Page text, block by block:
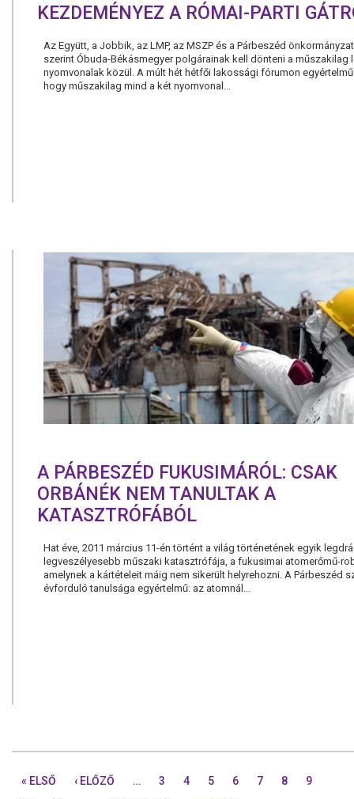
KEZDEMÉNYEZ A RÓMAI-PARTI
Az Együtt, a Jobbik, az LMP, az MSZP és a Párbeszéd
szerint Óbuda-Békásmegyer polgárainak kell dönteni a műszakilag
nyomvonalak közül. A múlt hét hétfői lakossági fórumon
hogy műszakilag mind a két nyomvonal...
A PÁRBESZÉD FUKUSIMÁRÓL: CSAK
ORBÁNÉK NEM TANULTAK A
KATASZTRÓFÁBÓL
Hat éve, 2011 március 11-én történt a világ történetének egyik
legveszélyesebb műszaki katasztrófája, a fukusimai atomerőmű-
amelynek a kártételeit máig nem sikerült helyrehozni. A Párbeszéd
évforduló tanulsága egyértelmű: az atomnál...
« ELSŐ ‹ ELŐZŐ … 3 4 5 6 7 8
9